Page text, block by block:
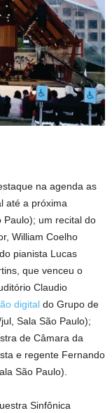
na agenda as
até a próxima
Paulo); um recital do
William Coelho
pianista Lucas
que venceu o
Claudio
digital do Grupo de
Sala São Paulo);
de Câmara da
e regente Fernando
São Paulo).
Sinfônica